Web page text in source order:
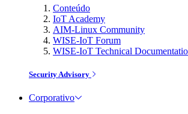
Conteúdo
IoT Academy
AIM-Linux Community
WISE-IoT Forum
WISE-IoT Technical
Security Advisory
Corporativo